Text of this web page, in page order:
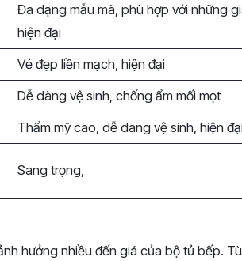
Đa dạng mẫu mã, phù hợp với những
hiện đại
Vẻ đẹp liền mạch, hiện đại
Dễ dàng vệ sinh, chống ẩm mối mọt
Thẩm mỹ cao, dễ dang vệ sinh, hiện đại
Sang trọng,
hưởng nhiều đến giá của bộ tủ bếp.